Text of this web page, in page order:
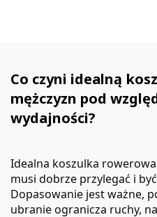
Co czyni idealną
mężczyzn pod
wydajności?
Idealna koszulka rowerowa
musi dobrze przylegać i
Dopasowanie jest ważne,
ubranie ogranicza ruchy,